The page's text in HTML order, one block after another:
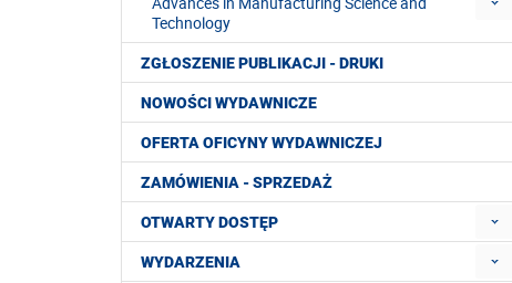
Technology
ZGŁOSZENIE PUBLIKACJI - DRUKI
NOWOŚCI WYDAWNICZE
OFERTA OFICYNY WYDAWNICZEJ
ZAMÓWIENIA - SPRZEDAŻ
OTWARTY DOSTĘP
WYDARZENIA